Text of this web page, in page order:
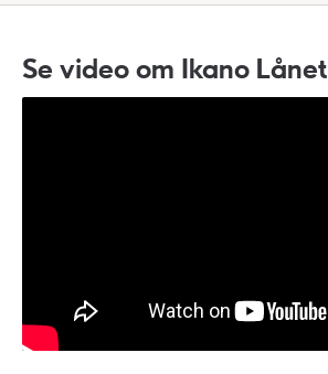
Se video om Ikano Lånet